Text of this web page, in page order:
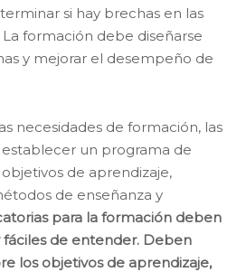
si hay brechas en las
formación debe diseñarse
y mejorar el desempeño de
necesidades de formación, las
un programa de
de aprendizaje,
de enseñanza y
para la formación deben
fáciles de entender. Deben
los objetivos de aprendizaje,